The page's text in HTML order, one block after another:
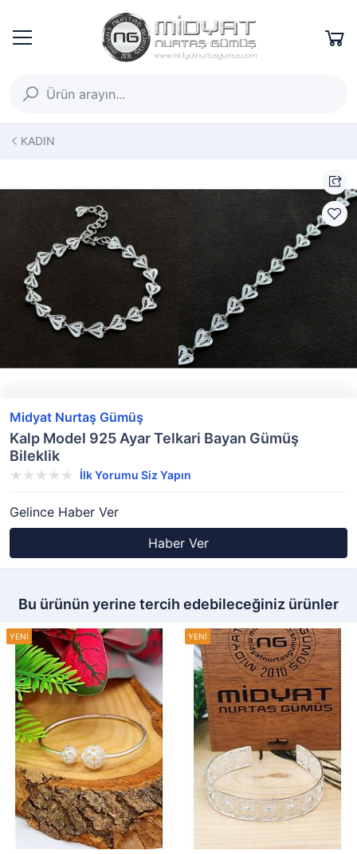
KADIN
Midyat Nurtaş Gümüş
Kalp Model 925 Ayar Telkari Bayan Gümüş
Bileklik
İlk Yorumu Siz Yapın
Gelince Haber Ver
Haber Ver
Bu ürünün yerine tercih edebileceğiniz ürünler